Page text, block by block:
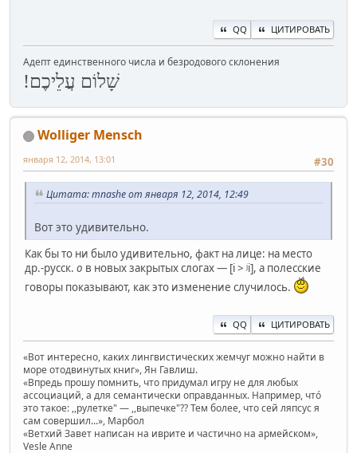
QQ ЦИТИРОВАТЬ
Адепт единственного числа и безродового склонения
שָׁלוֹם עֲלֵיכֶם!
Wolliger Mensch
#30
января 12, 2014, 13:01
Цитата: mnashe от января 12, 2014, 12:49
Вот это удивительно.
Как бы то ни было удивительно, факт на лице: на место
др.-русск. о в новых закрытых слогах — [i > ʲi], а полесские
говоры показывают, как это изменение случилось.
QQ ЦИТИРОВАТЬ
«Вот интересно, каких лингвистических жемчуг можно найти в
море отодвинутых книг», Ян Гавлиш.
«Впредь прошу помнить, что придумал игру не для любых
ассоциаций, а для семантически оправданных. Например, чтó
это такое: ,,рулетке" — ,,выпечке"?? Тем более, что сей ляпсус я
сам совершил...», Марбол
«Ветхий Завет написан на иврите и частично на армейском»,
Vesle Anne